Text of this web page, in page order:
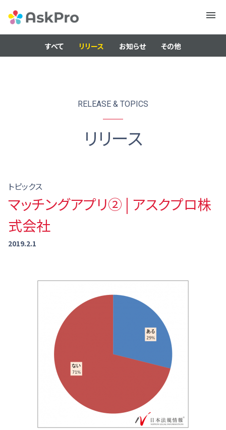
メニュ
すべて リリース お知らせ その他
RELEASE & TOPICS
リリース
トピックス
マッチングアプリ② | アスクプロ株
式会社
2019.2.1